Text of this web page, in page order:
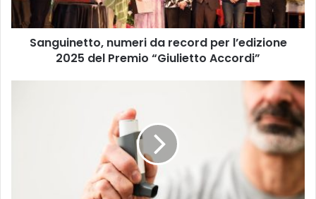
del
Premio
“Giulietto
Sanguinetto, numeri da record per l’edizione
2025 del Premio “Giulietto Accordi”